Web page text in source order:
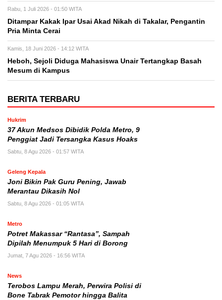
Rabu, 1 Juli 2026 - 01:50 WITA
Ditampar Kakak Ipar Usai Akad Nikah di Takalar, Pengantin
Pria Minta Cerai
Kamis, 18 Juni 2026 - 14:12 WITA
Heboh, Sejoli Diduga Mahasiswa Unair Tertangkap Basah
Mesum di Kampus
BERITA TERBARU
Hukrim
37 Akun Medsos Dibidik Polda Metro, 9
Penggiat Jadi Tersangka Kasus Hoaks
Sabtu, 8 Agu 2026 - 01:57 WITA
Geleng Kepala
Joni Bikin Pak Guru Pening, Jawab
Merantau Dikasih Nol
Sabtu, 8 Agu 2026 - 01:05 WITA
Metro
Potret Makassar “Rantasa”, Sampah
Dipilah Menumpuk 5 Hari di Borong
Jumat, 7 Agu 2026 - 16:56 WITA
News
Terobos Lampu Merah, Perwira Polisi di
Bone Tabrak Pemotor hingga Balita